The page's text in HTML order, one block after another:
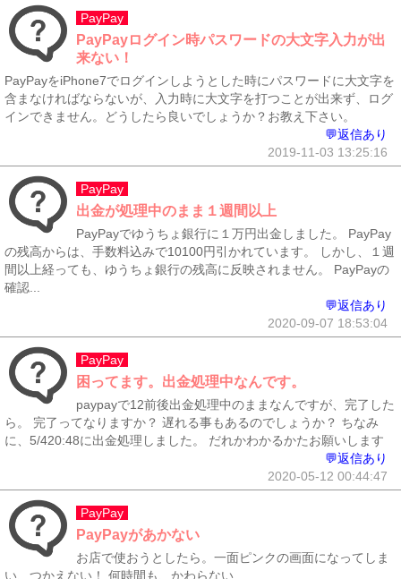
PayPay
PayPayログイン時パスワードの大文字入力が出
来ない！
PayPayをiPhone7でログインしようとした時にパスワードに大文字を
含まなければならないが、入力時に大文字を打つことが出来ず、ログ
インできません。どうしたら良いでしょうか？お教え下さい。
💬返信あり
2019-11-03 13:25:16
PayPay
出金が処理中のまま１週間以上
PayPayでゆうちょ銀行に１万円出金しました。 PayPay
の残高からは、手数料込みで10100円引かれています。 しかし、１週
間以上経っても、ゆうちょ銀行の残高に反映されません。 PayPayの
確認...
💬返信あり
2020-09-07 18:53:04
PayPay
困ってます。出金処理中なんです。
paypayで12前後出金処理中のままなんですが、完了した
ら。 完了ってなりますか？ 遅れる事もあるのでしょうか？ ちなみ
に、5/420:48に出金処理しました。 だれかわかるかたお願いします
💬返信あり
2020-05-12 00:44:47
PayPay
PayPayがあかない
お店で使おうとしたら。一面ピンクの画面になってしま
い、つかえない！ 何時間も、かわらない